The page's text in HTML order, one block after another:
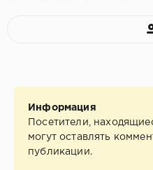
Информация
Посетители,
могут оставлять
публикации.